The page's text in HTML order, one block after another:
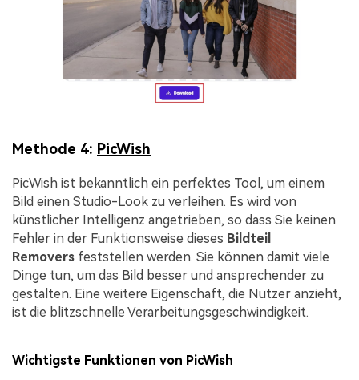
Methode 4: PicWish
PicWish ist bekanntlich ein perfektes Tool, um einem
Bild einen Studio-Look zu verleihen. Es wird von
künstlicher Intelligenz angetrieben, so dass Sie keinen
Fehler in der Funktionsweise dieses Bildteil
Removers feststellen werden. Sie können damit viele
Dinge tun, um das Bild besser und ansprechender zu
gestalten. Eine weitere Eigenschaft, die Nutzer anzieht,
ist die blitzschnelle Verarbeitungsgeschwindigkeit.
Wichtigste Funktionen von PicWish